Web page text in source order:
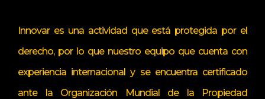
Innovar es una actividad que está protegida por el
derecho, por lo que nuestro equipo que cuenta con
experiencia internacional y se encuentra certificado
ante la Organización Mundial de la Propiedad